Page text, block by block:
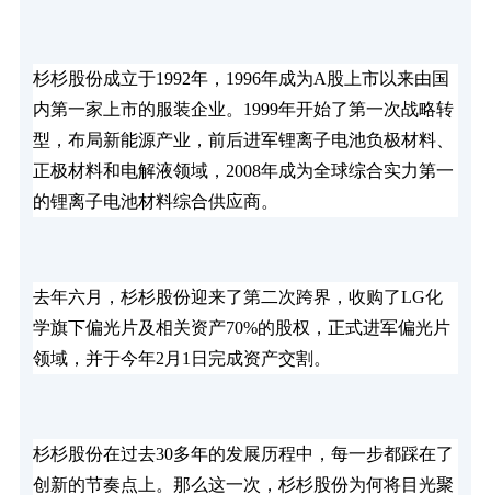
杉杉股份成立于1992年，1996年成为A股上市以来由国
内第一家上市的服装企业。1999年开始了第一次战略转
型，布局新能源产业，前后进军锂离子电池负极材料、
正极材料和电解液领域，2008年成为全球综合实力第一
的锂离子电池材料综合供应商。
去年六月，杉杉股份迎来了第二次跨界，收购了LG化
学旗下偏光片及相关资产70%的股权，正式进军偏光片
领域，并于今年2月1日完成资产交割。
杉杉股份在过去30多年的发展历程中，每一步都踩在了
创新的节奏点上。那么这一次，杉杉股份为何将目光聚